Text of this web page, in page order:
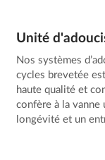
Unité
Nos systèmes
cycles brevetée
haute qualité et
confère à la vanne
longévité et un